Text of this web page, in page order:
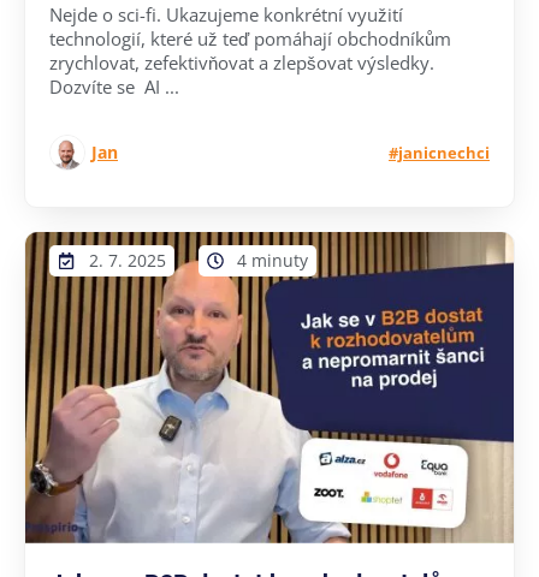
Nejde o sci-fi. Ukazujeme konkrétní využití
technologií, které už teď pomáhají obchodníkům
zrychlovat, zefektivňovat a zlepšovat výsledky.
Dozvíte se AI ...
Jan #janicnechci
2. 7. 2025 4 minuty